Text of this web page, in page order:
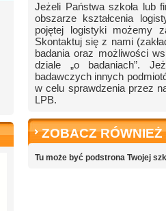
Jeżeli Państwa szkoła lub
obszarze kształcenia
pojętej logistyki możemy
Skontaktuj się z nami
badania oraz możliwości
dziale „o badaniach”.
badawczych innych
w celu sprawdzenia przez
LPB.
ZOBACZ RÓWNIEŻ
Tu może być podstrona Twojej